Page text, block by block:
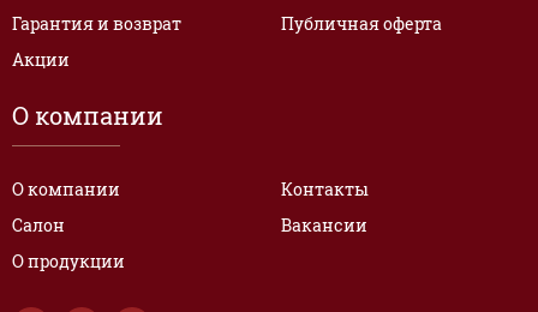
Гарантия и возврат
Акции
Публичная оферта
О компании
О компании
Салон
О продукции
Контакты
Вакансии